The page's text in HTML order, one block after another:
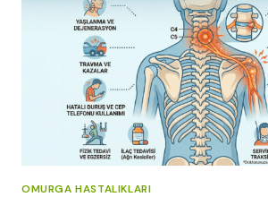
OMURGA HASTALIKLARI